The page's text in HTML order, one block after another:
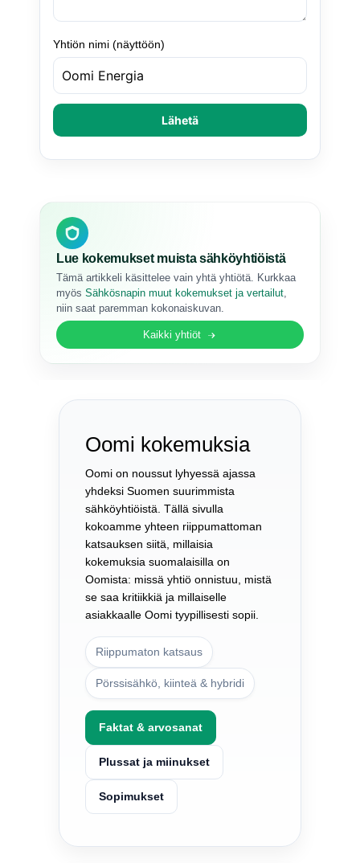
Yhtiön nimi (näyttöön)
Lähetä
Lue kokemukset muista sähköyhtiöistä
Tämä artikkeli käsittelee vain yhtä yhtiötä. Kurkkaa
myös Sähkösnapin muut kokemukset ja vertailut,
niin saat paremman kokonaiskuvan.
Kaikki yhtiöt
Oomi kokemuksia
Oomi on noussut lyhyessä ajassa
yhdeksi Suomen suurimmista
sähköyhtiöistä. Tällä sivulla
kokoamme yhteen riippumattoman
katsauksen siitä, millaisia
kokemuksia suomalaisilla on
Oomista: missä yhtiö onnistuu, mistä
se saa kritiikkiä ja millaiselle
asiakkaalle Oomi tyypillisesti sopii.
Riippumaton katsaus
Pörssisähkö, kiinteä & hybridi
Faktat & arvosanat
Plussat ja miinukset
Sopimukset